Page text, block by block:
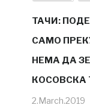
TAЧИ:
САМО
НЕМА ДА
КОСОВСКА
2.March.2019